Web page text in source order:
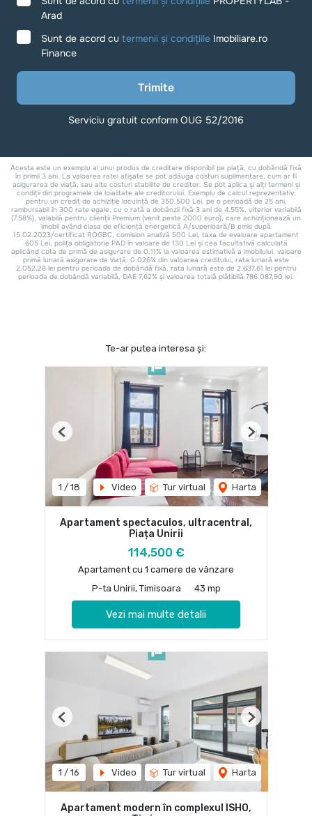
Te-ar putea interesa și:
1 / 18 Video Tur virtual Harta
Previous Next
Apartament spectaculos, ultracentral,
Piața Unirii
114,500 €
Apartament cu 1 camere de vânzare
P-ta Unirii, Timisoara
43 mp
Vezi mai multe detalii
1 / 16 Video Tur virtual Harta
Previous Next
Apartament modern în complexul ISHO,